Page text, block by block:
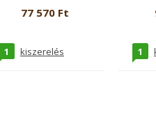
77 570 Ft
1 kiszerelés 1